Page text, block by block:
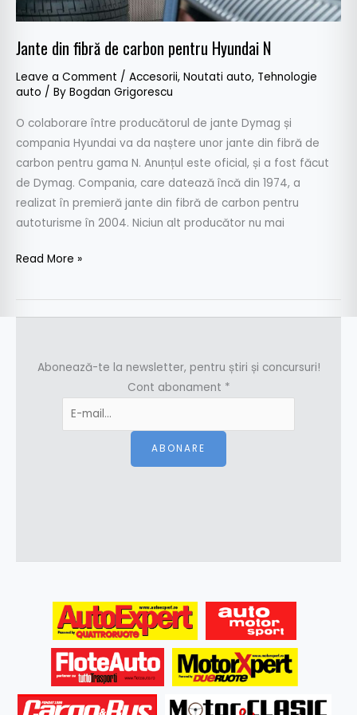
Jante din fibră de carbon pentru Hyundai N
Leave a Comment / Accesorii, Noutati auto, Tehnologie
auto / By Bogdan Grigorescu
O colaborare între producătorul de jante Dymag și
compania Hyundai va da naștere unor jante din fibră de
carbon pentru gama N. Anunțul este oficial, și a fost făcut
de Dymag. Compania, care datează încă din 1974, a
realizat în premieră jante din fibră de carbon pentru
autoturisme în 2004. Niciun alt producător nu mai
Read More »
Abonează-te la newsletter, pentru știri și concursuri!
Cont abonament *
ABONARE